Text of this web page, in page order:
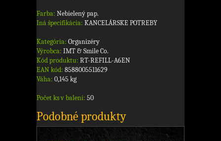
Farba: Nebielený pap.
Iná špecifikácia: KANCELÁRSKE POTREBY
Kategória: Organizéry
Výrobca: IMT & Smile Co.
Kód produktu: RT-REFILL-A6EN
EAN kód: 8588005511629
Váha: 0,145 kg
Počet ks v balení: 50
Podobné produkty